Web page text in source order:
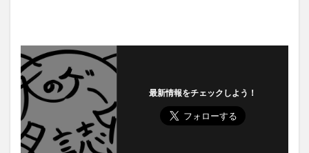
最新情報をチェックしよう！